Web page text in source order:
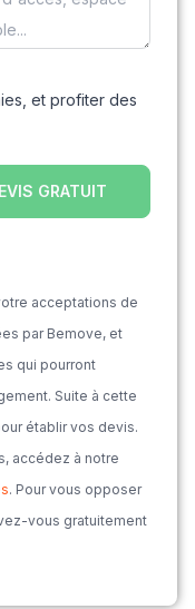
et profiter des
acceptations de
par Bemove, et
qui pourront
Suite à cette
établir vos devis.
accédez à notre
. Pour vous opposer
vous gratuitement